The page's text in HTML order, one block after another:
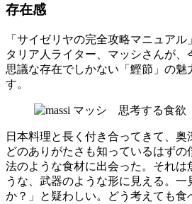
存在感
「サイゼリヤの完全攻略マニュアル
タリア人ライター、マッシさんが、
思議な存在でしかない「鰹節」の魅
す。
日本料理と長く付き合ってきて、
どのありがたさも知っているはずの
法のような食材に出会った。それは
うな、武器のような形に見える。
か？」と疑わしい。どう考えても食